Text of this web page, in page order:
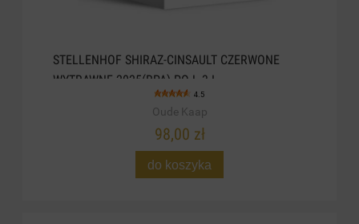
STELLENHOF SHIRAZ-CINSAULT CZERWONE
WYTRAWNE 2025(RPA) POJ. 3 L
4.5
Oude Kaap
98,00 zł
do koszyka